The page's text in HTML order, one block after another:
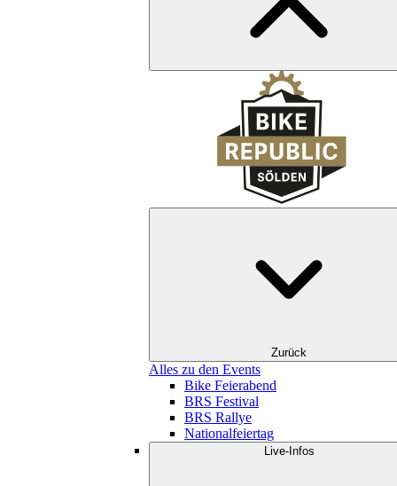
Zurück
Alles zu den Events
Bike Feierabend
BRS Festival
BRS Rallye
Nationalfeiertag
Live-Infos